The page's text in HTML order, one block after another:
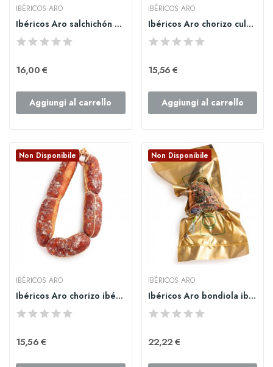
IBÉRICOS ARO
Ibéricos Aro salchichón cular ibérico de...
16,00 €
Aggiungi al carrello
IBÉRICOS ARO
Ibéricos Aro chorizo cular ibérico de bellota...
15,56 €
Aggiungi al carrello
Non Disponibile
IBÉRICOS ARO
Ibéricos Aro chorizo ibérico de bellota ristra 1kg
15,56 €
Non Disponibile
IBÉRICOS ARO
Ibéricos Aro bondiola ibérica 500gr.
22,22 €